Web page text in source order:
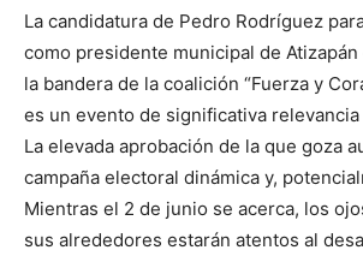
La candidatura de Pedro Rodríguez
como presidente municipal de Atizapán
la bandera de la coalición “Fuerza y
es un evento de significativa
La elevada aprobación de la que goza
campaña electoral dinámica y,
Mientras el 2 de junio se acerca, los
sus alrededores estarán atentos al